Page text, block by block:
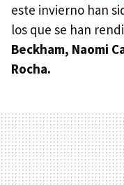
este invierno han
los que se han
Beckham, Naomi
Rocha.